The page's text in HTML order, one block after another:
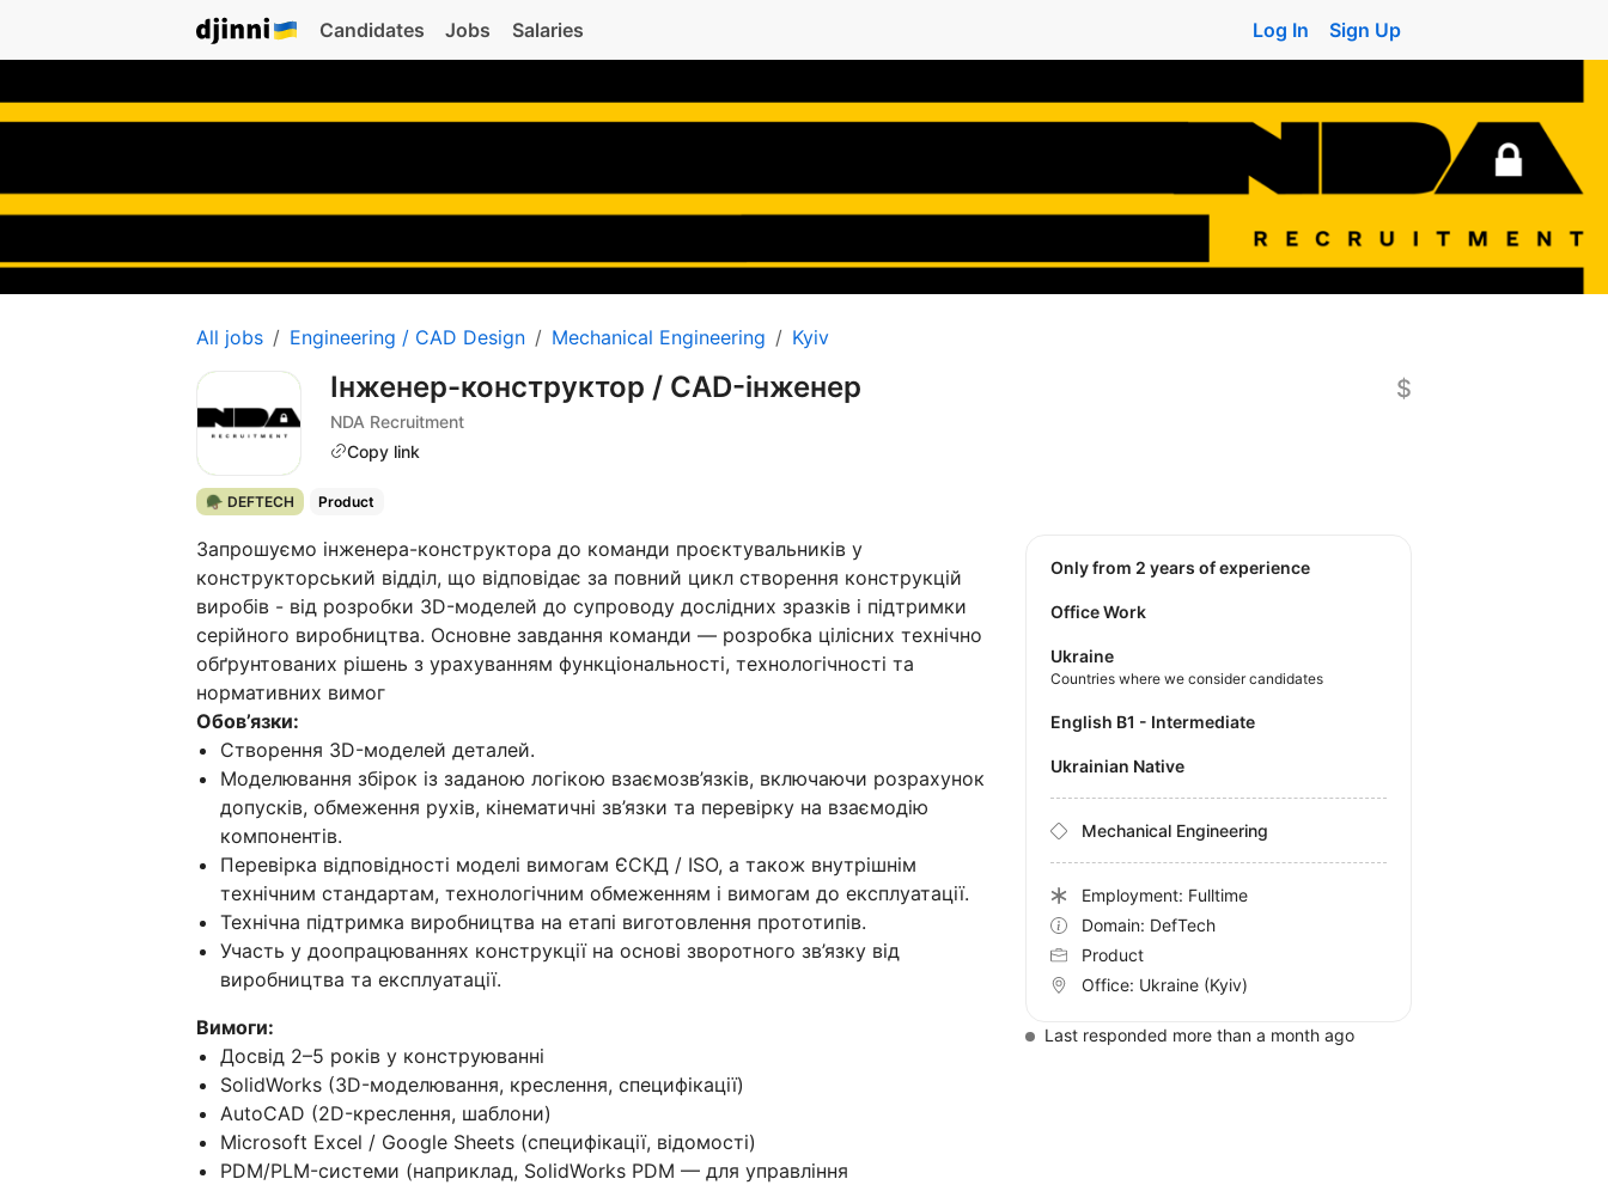
Candidates Jobs Salaries Log In Sign Up
All jobs Engineering / CAD Design Mechanical Engineering Kyiv
Інженер-конструктор / CAD-інженер
NDA Recruitment
Copy link
$
🪖 DEFTECH Product
Запрошуємо інженера-конструктора до команди проєктувальників у
конструкторський відділ, що відповідає за повний цикл створення конструкцій
виробів - від розробки 3D-моделей до супроводу дослідних зразків і підтримки
серійного виробництва. Основне завдання команди — розробка цілісних технічно
обґрунтованих рішень з урахуванням функціональності, технологічності та
нормативних вимог
Обов’язки:
Створення 3D-моделей деталей.
Моделювання збірок із заданою логікою взаємозв’язків, включаючи розрахунок
допусків, обмеження рухів, кінематичні зв’язки та перевірку на взаємодію
компонентів.
Перевірка відповідності моделі вимогам ЄСКД / ISO, а також внутрішнім
технічним стандартам, технологічним обмеженням і вимогам до експлуатації.
Технічна підтримка виробництва на етапі виготовлення прототипів.
Участь у доопрацюваннях конструкції на основі зворотного зв’язку від
виробництва та експлуатації.
Вимоги:
Досвід 2–5 років у конструюванні
SolidWorks (3D-моделювання, креслення, специфікації)
AutoCAD (2D-креслення, шаблони)
Microsoft Excel / Google Sheets (специфікації, відомості)
PDM/PLM-системи (наприклад, SolidWorks PDM — для управління
Only from 2 years of experience
Office Work
Ukraine
Countries where we consider candidates
English B1 - Intermediate
Ukrainian Native
Mechanical Engineering
Employment: Fulltime
Domain: DefTech
Product
Office: Ukraine (Kyiv)
Last responded more than a month ago